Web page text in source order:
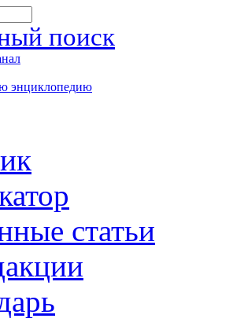
поиск
энциклопедию
статьи